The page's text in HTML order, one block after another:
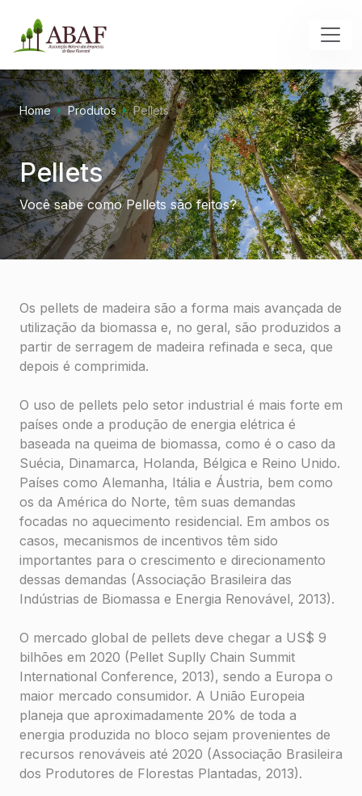
Home Produtos Pellets
Pellets
Você sabe como Pellets são feitos?
Os pellets de madeira são a forma mais avançada de
utilização da biomassa e, no geral, são produzidos a
partir de serragem de madeira refinada e seca, que
depois é comprimida.
O uso de pellets pelo setor industrial é mais forte em
países onde a produção de energia elétrica é
baseada na queima de biomassa, como é o caso da
Suécia, Dinamarca, Holanda, Bélgica e Reino Unido.
Países como Alemanha, Itália e Áustria, bem como
os da América do Norte, têm suas demandas
focadas no aquecimento residencial. Em ambos os
casos, mecanismos de incentivos têm sido
importantes para o crescimento e direcionamento
dessas demandas (Associação Brasileira das
Indústrias de Biomassa e Energia Renovável, 2013).
O mercado global de pellets deve chegar a US$ 9
bilhões em 2020 (Pellet Suplly Chain Summit
International Conference, 2013), sendo a Europa o
maior mercado consumidor. A União Europeia
planeja que aproximadamente 20% de toda a
energia produzida no bloco sejam provenientes de
recursos renováveis até 2020 (Associação Brasileira
dos Produtores de Florestas Plantadas, 2013).